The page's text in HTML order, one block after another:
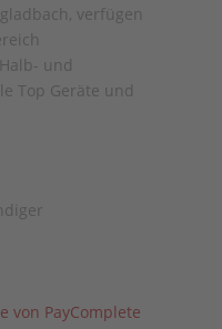
verfügen
und
Top Geräte und
von PayComplete